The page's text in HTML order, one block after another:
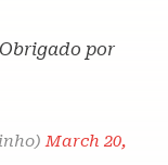
Obrigado por
March 20,